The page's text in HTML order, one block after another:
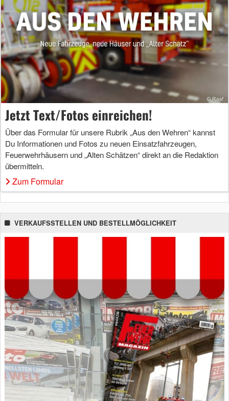
Jetzt Text/Fotos einreichen!
Über das Formular für unsere Rubrik „Aus den Wehren“ kannst
Du Informationen und Fotos zu neuen Einsatzfahrzeugen,
Feuerwehrhäusern und „Alten Schätzen“ direkt an die Redaktion
übermitteln.
Zum Formular
VERKAUFSSTELLEN UND BESTELLMÖGLICHKEIT